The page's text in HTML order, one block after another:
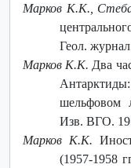
Марков К.К.,
Геол.
Марков К.К. Два
шельфовом
Изв. ВГО.
Марков К.К.
(1957-1958